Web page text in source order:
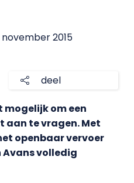
2015
deel
mogelijk om een
te vragen. Met
openbaar vervoer
Avans volledig